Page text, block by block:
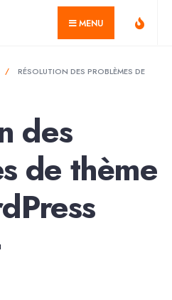
MENU
RÉSOLUTION DES PROBLÈMES DE
des
de thème